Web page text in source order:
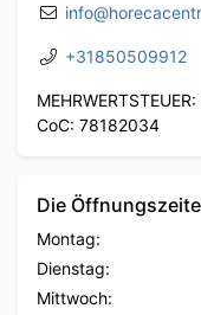
+31850509912
CoC: 78182034
Die
Montag:
Dienstag:
Mittwoch: